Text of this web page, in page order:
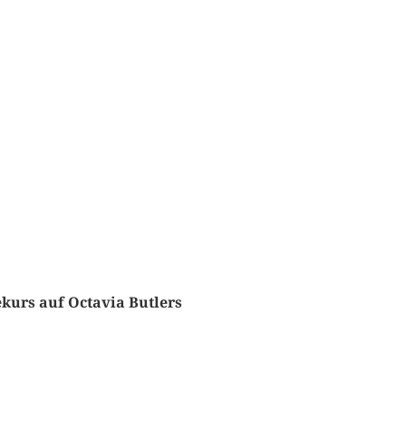
auf Octavia Butlers